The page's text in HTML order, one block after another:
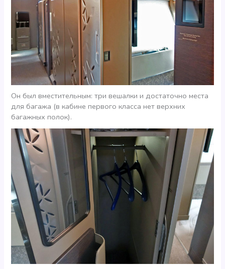
Он был вместительным: три вешалки и достаточно места
для багажа (в кабине первого класса нет верхних
багажных полок).